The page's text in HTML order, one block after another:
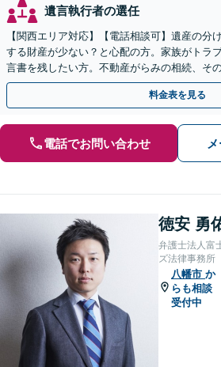
遺言執行者の選任
【関西エリア対応】【電話相談可】遺産の分
する財産が少ない？と心配の方。家族がトラ
言書を残したい方。不動産がらみの相続、そ
親身に対応します【夜間・休日面談】【初回
料金表を見る
電話でお問い合わせ
徳安 勇
弁護士法人富
ズ法律事務所
八幡市 か
らも相談
受付中